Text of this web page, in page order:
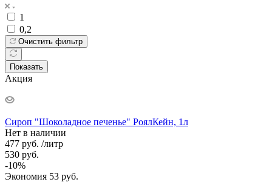
1
0,2
Очистить фильтр
Показать
Акция
Сироп "Шоколадное печенье" РоялКейн, 1л
Нет в наличии
477 руб. /литр
530 руб.
-10%
Экономия 53 руб.